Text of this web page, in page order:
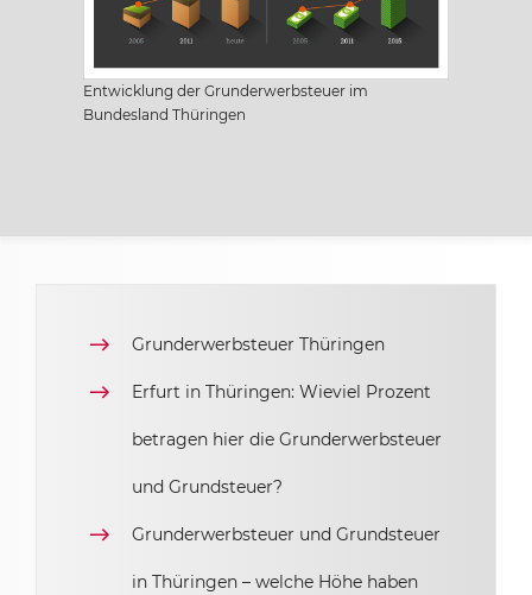
Sachsen-Anhalt
Schleswig Holstein
Entwicklung der Grunderwerbsteuer im
Bundesland Thüringen
Grunderwerbsteuer Thüringen
Erfurt in Thüringen: Wieviel Prozent
betragen hier die Grunderwerbsteuer
und Grundsteuer?
Grunderwerbsteuer und Grundsteuer
in Thüringen – welche Höhe haben